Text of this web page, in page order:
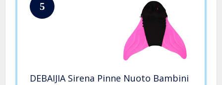
5
DEBAIJIA Sirena Pinne Nuoto Bambini